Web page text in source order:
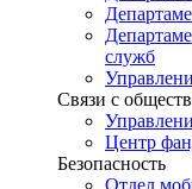
служб
Связи с
Центр
Безопасность
Отдел